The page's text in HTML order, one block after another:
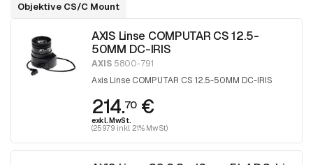
Objektive CS/C Mount
AXIS Linse COMPUTAR CS 12.5-
50MM DC-IRIS
AXIS 5800-791
Axis Linse COMPUTAR CS 12.5-50MM DC-IRIS
214.70€
exkl. MwSt.
(259.79 inkl. 21% MwSt)